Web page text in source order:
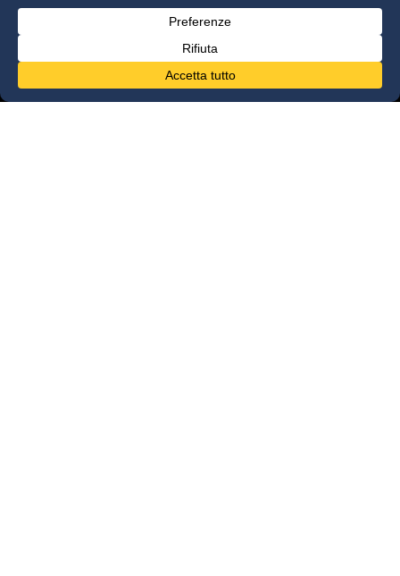
@2025 Dott. Alessandro Carollo – All rights